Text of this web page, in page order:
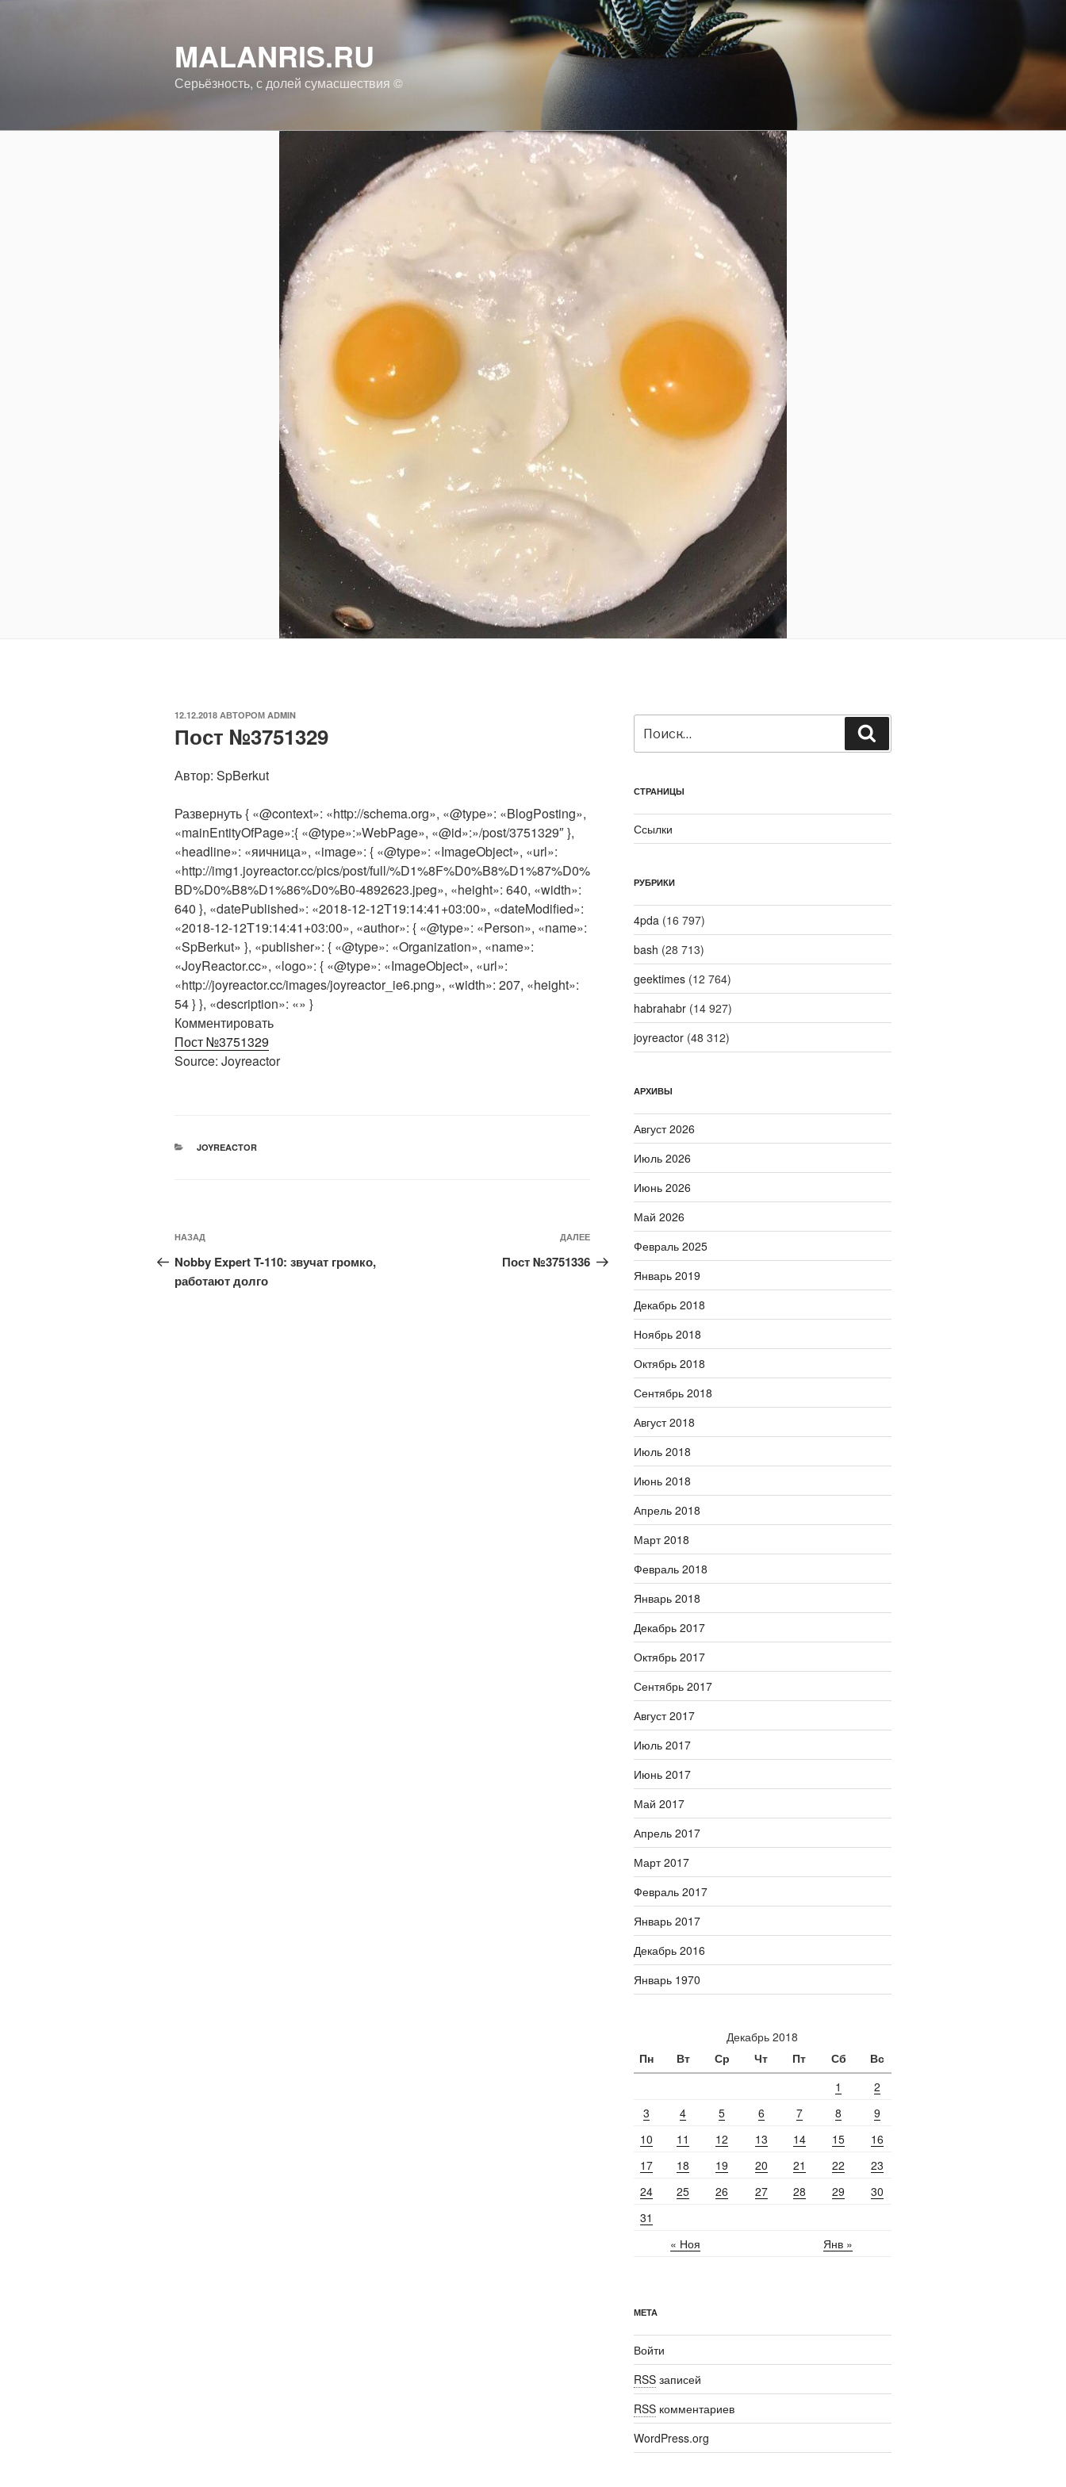
MALANRIS.RU
Серьёзность, с долей сумасшествия ©
ОПУБЛИКОВАНО
12.12.2018 АВТОРОМ ADMIN
Пост №3751329
Автор: SpBerkut
Развернуть { «@context»: «http://schema.org», «@type»: «BlogPosting»,
«mainEntityOfPage»:{ «@type»:»WebPage», «@id»:»/post/3751329″ },
«headline»: «яичница», «image»: { «@type»: «ImageObject», «url»:
«http://img1.joyreactor.cc/pics/post/full/%D1%8F%D0%B8%D1%87%D0%
BD%D0%B8%D1%86%D0%B0-4892623.jpeg», «height»: 640, «width»:
640 }, «datePublished»: «2018-12-12T19:14:41+03:00», «dateModified»:
«2018-12-12T19:14:41+03:00», «author»: { «@type»: «Person», «name»:
«SpBerkut» }, «publisher»: { «@type»: «Organization», «name»:
«JoyReactor.cc», «logo»: { «@type»: «ImageObject», «url»:
«http://joyreactor.cc/images/joyreactor_ie6.png», «width»: 207, «height»:
54 } }, «description»: «» }
Комментировать
Пост №3751329
Source: Joyreactor
РУБРИКИ
JOYREACTOR
Навигация
по
записям
Предыдущая
запись:
НАЗАД
Nobby Expert T-110: звучат громко,
работают долго
Следующая
запись
ДАЛЕЕ
Пост №3751336
СТРАНИЦЫ
Ссылки
РУБРИКИ
4pda(16 797)
bash (28 713)
geektimes(12 764)
habrahabr(14 927)
joyreactor(48 312)
АРХИВЫ
Август 2026
Июль 2026
Июнь 2026
Май 2026
Февраль 2025
Январь 2019
Декабрь 2018
Ноябрь 2018
Октябрь 2018
Сентябрь 2018
Август 2018
Июль 2018
Июнь 2018
Апрель 2018
Март 2018
Февраль 2018
Январь 2018
Декабрь 2017
Октябрь 2017
Сентябрь 2017
Август 2017
Июль 2017
Июнь 2017
Май 2017
Апрель 2017
Март 2017
Февраль 2017
Январь 2017
Декабрь 2016
Январь 1970
Декабрь 2018
Пн
Вт Ср Чт Пт Сб Вс
« Ноя Янв »
1
2
3
4 5 6 7 8
9
10
11 12 13 14 15
16
17
18 19 20 21 22
23
24
25 26 27 28 29
30
31
МЕТА
Войти
RSSзаписей
RSSкомментариев
WordPress.org